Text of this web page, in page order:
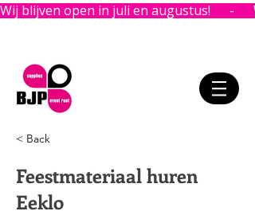
Wij blijven open in juli en augustus!      -
< Back
Feestmateriaal huren
Eeklo